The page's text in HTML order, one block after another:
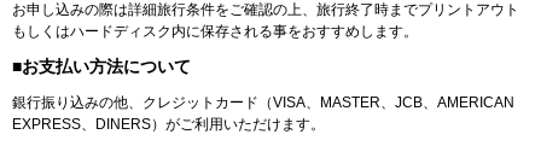
お申し込みの際は詳細旅行条件をご確認の上、旅行終了時までプリントアウト
もしくはハードディスク内に保存される事をおすすめします。
■お支払い方法について
銀行振り込みの他、クレジットカード（VISA、MASTER、JCB、AMERICAN
EXPRESS、DINERS）がご利用いただけます。